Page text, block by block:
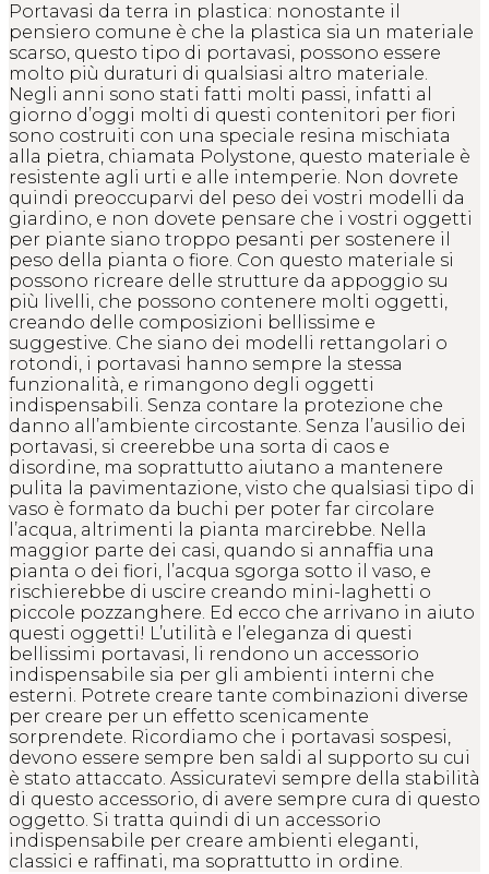
Portavasi da terra in plastica: nonostante il
pensiero comune è che la plastica sia un materiale
scarso, questo tipo di portavasi, possono essere
molto più duraturi di qualsiasi altro materiale.
Negli anni sono stati fatti molti passi, infatti al
giorno d’oggi molti di questi contenitori per fiori
sono costruiti con una speciale resina mischiata
alla pietra, chiamata Polystone, questo materiale è
resistente agli urti e alle intemperie. Non dovrete
quindi preoccuparvi del peso dei vostri modelli da
giardino, e non dovete pensare che i vostri oggetti
per piante siano troppo pesanti per sostenere il
peso della pianta o fiore. Con questo materiale si
possono ricreare delle strutture da appoggio su
più livelli, che possono contenere molti oggetti,
creando delle composizioni bellissime e
suggestive. Che siano dei modelli rettangolari o
rotondi, i portavasi hanno sempre la stessa
funzionalità, e rimangono degli oggetti
indispensabili. Senza contare la protezione che
danno all’ambiente circostante. Senza l’ausilio dei
portavasi, si creerebbe una sorta di caos e
disordine, ma soprattutto aiutano a mantenere
pulita la pavimentazione, visto che qualsiasi tipo di
vaso è formato da buchi per poter far circolare
l’acqua, altrimenti la pianta marcirebbe. Nella
maggior parte dei casi, quando si annaffia una
pianta o dei fiori, l’acqua sgorga sotto il vaso, e
rischierebbe di uscire creando mini-laghetti o
piccole pozzanghere. Ed ecco che arrivano in aiuto
questi oggetti! L’utilità e l’eleganza di questi
bellissimi portavasi, li rendono un accessorio
indispensabile sia per gli ambienti interni che
esterni. Potrete creare tante combinazioni diverse
per creare per un effetto scenicamente
sorprendete. Ricordiamo che i portavasi sospesi,
devono essere sempre ben saldi al supporto su cui
è stato attaccato. Assicuratevi sempre della stabilità
di questo accessorio, di avere sempre cura di questo
oggetto. Si tratta quindi di un accessorio
indispensabile per creare ambienti eleganti,
classici e raffinati, ma soprattutto in ordine.